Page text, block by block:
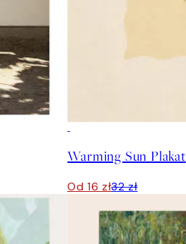
Warming Sun Plakat
Od 16 zł32 zł